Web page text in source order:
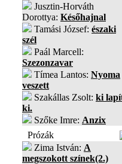
Jusztin-Horváth
Dorottya: Későhajnal
Tamási József: északi
szél
Paál Marcell:
Szezonzavar
Tímea Lantos: Nyoma
veszett
Szakállas Zsolt: ki
ki.
Szőke Imre: Anzix
Prózák
Zima István: A
megszokott színek(2.)